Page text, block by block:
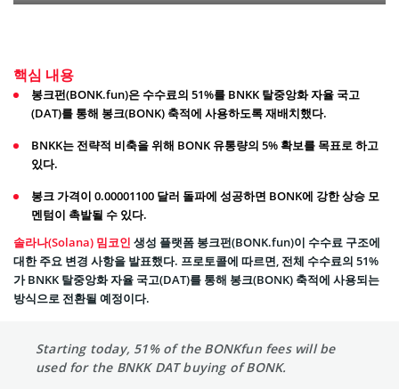
핵심 내용
봉크펀(BONK.fun)은 수수료의 51%를 BNKK 탈중앙화 자율 국고
(DAT)를 통해 봉크(BONK) 축적에 사용하도록 재배치했다.
BNKK는 전략적 비축을 위해 BONK 유통량의 5% 확보를 목표로 하고
있다.
봉크 가격이 0.00001100 달러 돌파에 성공하면 BONK에 강한 상승 모
멘텀이 촉발될 수 있다.
솔라나(Solana) 밈코인 생성 플랫폼 봉크펀(BONK.fun)이 수수료 구조에
대한 주요 변경 사항을 발표했다. 프로토콜에 따르면, 전체 수수료의 51%
가 BNKK 탈중앙화 자율 국고(DAT)를 통해 봉크(BONK) 축적에 사용되는
방식으로 전환될 예정이다.
Starting today, 51% of the BONKfun fees will be
used for the BNKK DAT buying of BONK.